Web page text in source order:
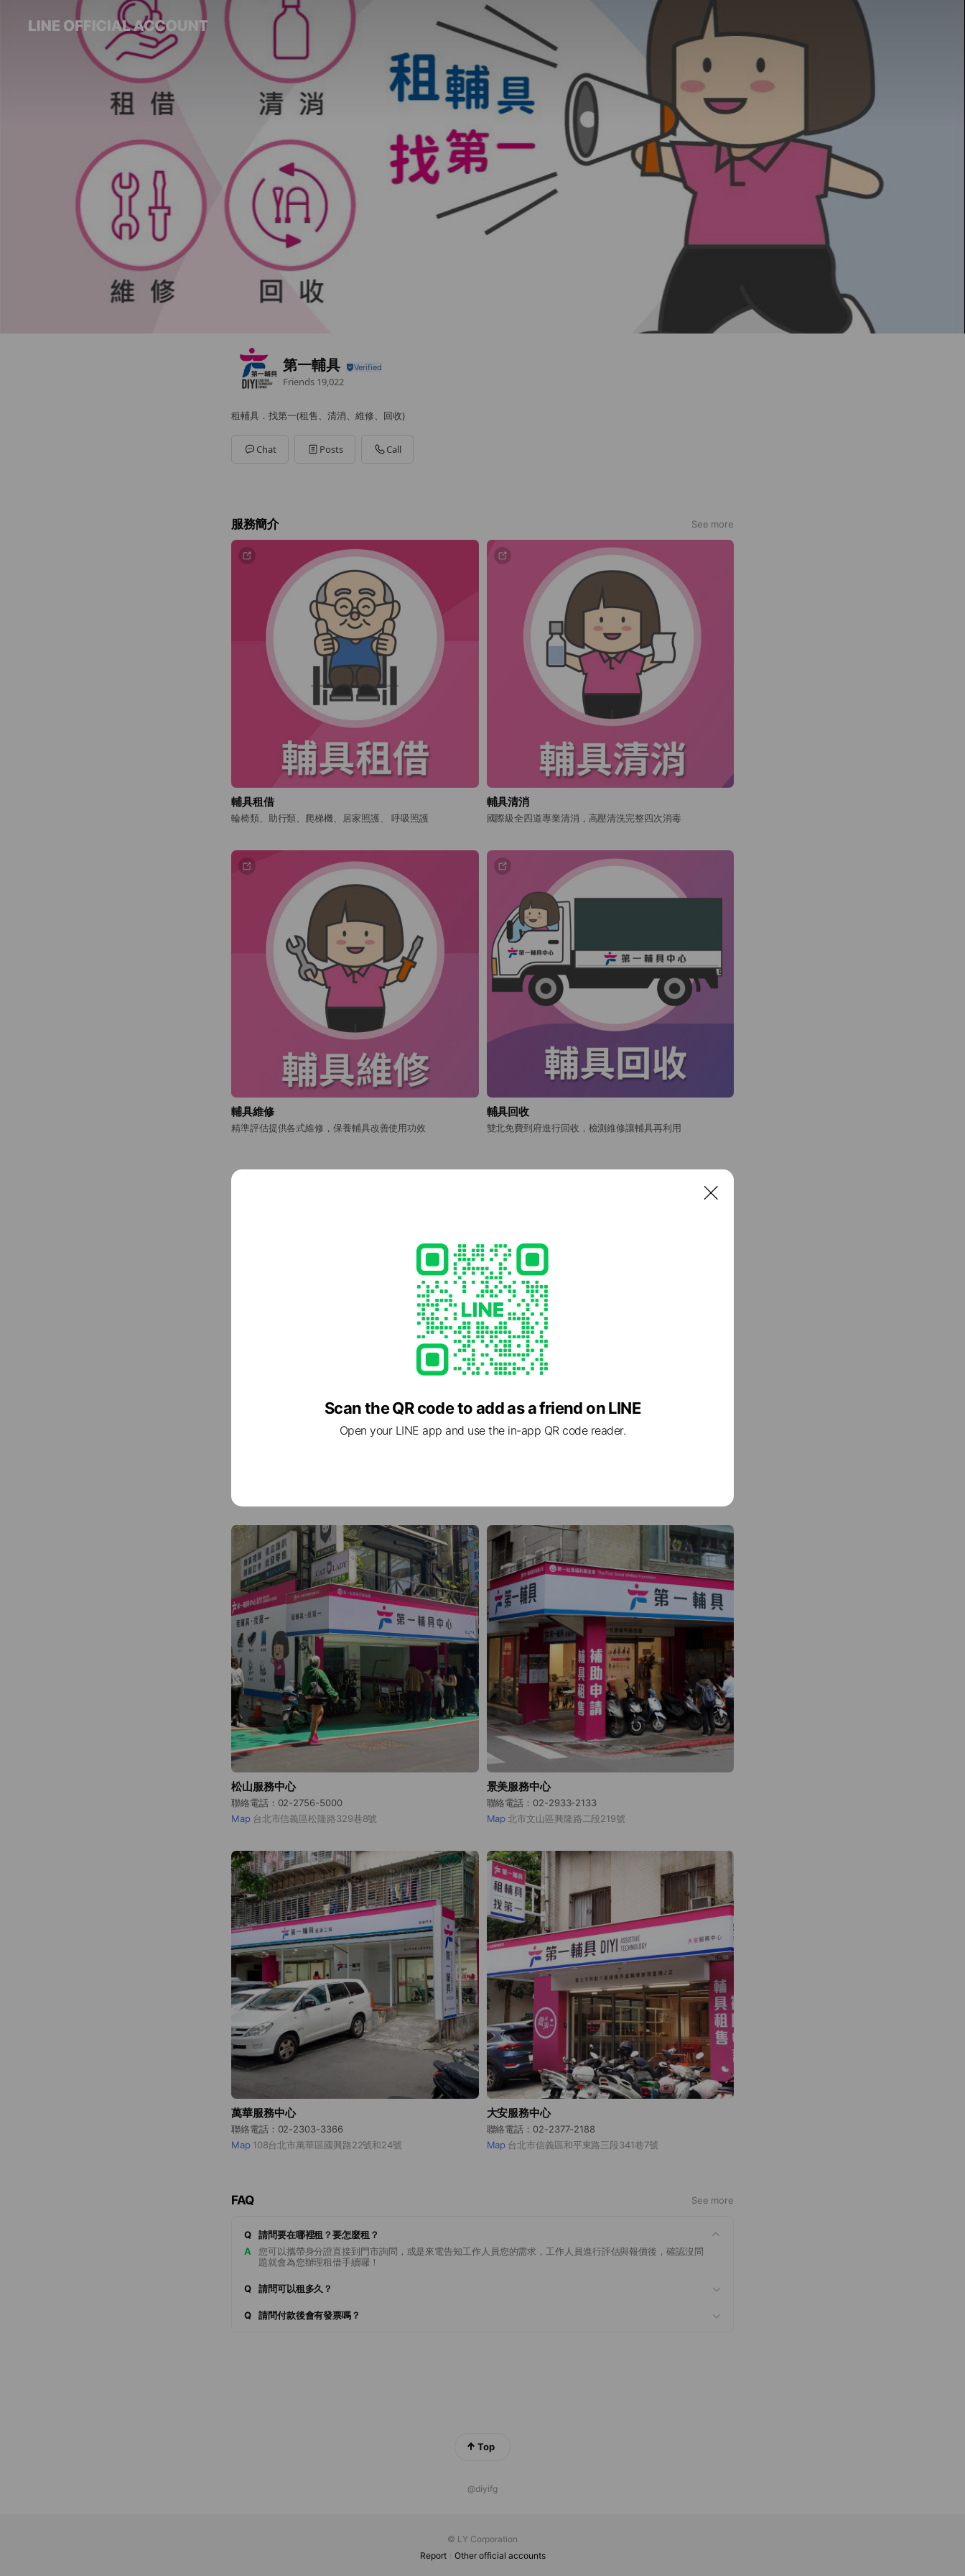
第一輔具
Friends 19,022
租輔具．找第一(租售、清消、維修、回收)
Chat Posts Call
服務簡介 See more
輔具租借
輪椅類、助行類、爬梯機、居家照護、 呼吸照護
輔具清消
國際級全四道專業清消，高壓清洗完整四次消毒
輔具維修
精準評估提供各式維修，保養輔具改善使用功效
輔具回收
雙北免費到府進行回收，檢測維修讓輔具再利用
門市地點
松山服務中心
聯絡電話：02-2756-5000
Map 台北市信義區松隆路329巷8號
景美服務中心
聯絡電話：02-2933-2133
Map 北市文山區興隆路二段219號
萬華服務中心
聯絡電話：02-2303-3366
Map 108台北市萬華區國興路22號和24號
大安服務中心
聯絡電話：02-2377-2188
Map 台北市信義區和平東路三段341巷7號
FAQ See more
Q
請問要在哪裡租？要怎麼租？
A
您可以攜帶身分證直接到門市詢問，或是來電告知工作人員您的需求，工作人員進行評估與報價後，確認沒問
題就會為您辦理租借手續囉！
Q 請問可以租多久？
Q 請問付款後會有發票嗎？
Top
@diyifg
© LY Corporation
Report
Other official accounts
Scan the QR code to add as a friend on LINE
Open your LINE app and use the in-app QR code reader.